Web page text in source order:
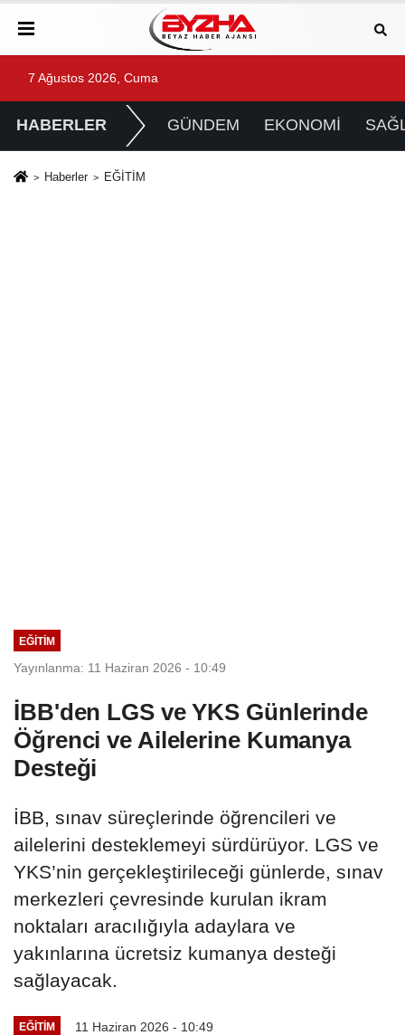
7 Ağustos 2026, Cuma
HABERLER GÜNDEM EKONOMİ
Haberler EĞİTİM
EĞİTİM
Yayınlanma: 11 Haziran 2026 - 10:49
İBB'den LGS ve YKS Günlerinde
Öğrenci ve Ailelerine Kumanya
Desteği
İBB, sınav süreçlerinde öğrencileri ve
ailelerini desteklemeyi sürdürüyor. LGS ve
YKS’nin gerçekleştirileceği günlerde, sınav
merkezleri çevresinde kurulan ikram
noktaları aracılığıyla adaylara ve
yakınlarına ücretsiz kumanya desteği
sağlayacak.
EĞİTİM 11 Haziran 2026 - 10:49